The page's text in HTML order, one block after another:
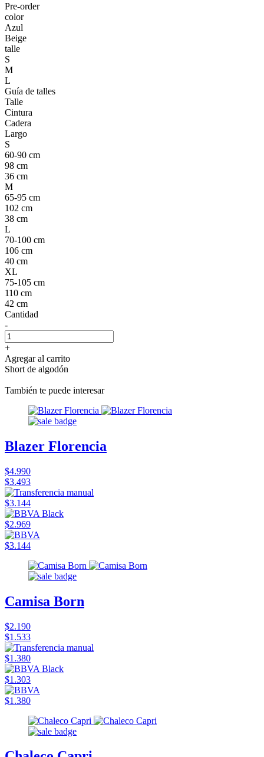
Pre-order
color
Azul
Beige
talle
S
M
L
Guía de talles
Talle
Cintura
Cadera
Largo
S
60-90 cm
98 cm
36 cm
M
65-95 cm
102 cm
38 cm
L
70-100 cm
106 cm
40 cm
XL
75-105 cm
110 cm
42 cm
Cantidad
-
+
Agregar al carrito
Short de algodón
También te puede interesar
Blazer Florencia
$4.990
$3.493
$3.144
$2.969
$3.144
Camisa Born
$2.190
$1.533
$1.380
$1.303
$1.380